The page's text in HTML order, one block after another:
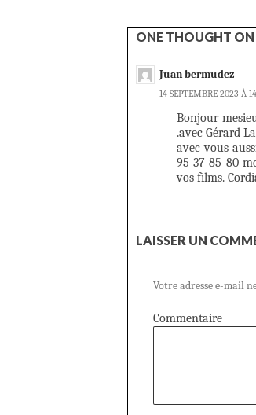
ONE THOUGHT ON
Juan bermudez
14 SEPTEMBRE 2023 À
Bonjour
.avec Gérard
avec vous
95 37 85 80
vos films.
LAISSER UN
Votre adresse e-mail
Commentaire